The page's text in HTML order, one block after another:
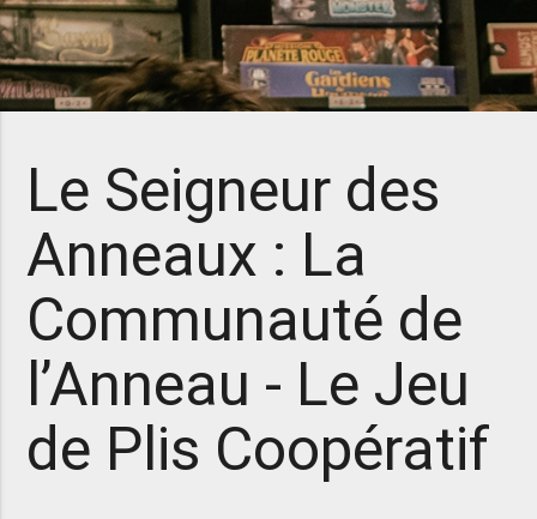
Le Seigneur des
Anneaux : La
Communauté de
l’Anneau - Le Jeu
de Plis Coopératif